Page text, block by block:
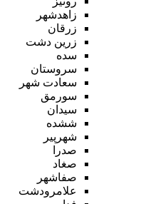
زاهدشهر
زرقان
زرین دشت
سده
سروستان
سعادت شهر
سورمق
سیدان
ششده
شهرپیر
صدرا
صغاد
صفاشهر
علامرودشت